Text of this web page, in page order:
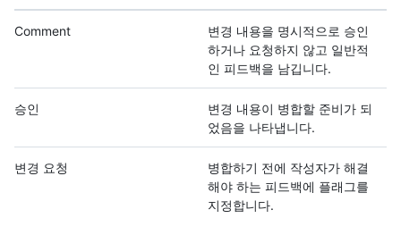
Comment
변경 내용을 명시적으로 승인
하거나 요청하지 않고 일반적
인 피드백을 남깁니다.
승인
변경 내용이 병합할 준비가 되
었음을 나타냅니다.
변경 요청
병합하기 전에 작성자가 해결
해야 하는 피드백에 플래그를
지정합니다.